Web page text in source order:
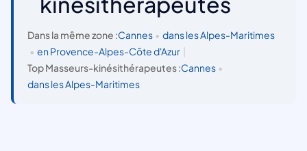
Dans la même zone :Cannes • dans les Alpes-Maritimes
• en Provence-Alpes-Côte d'Azur
Top Masseurs-kinésithérapeutes :Cannes •
dans les Alpes-Maritimes